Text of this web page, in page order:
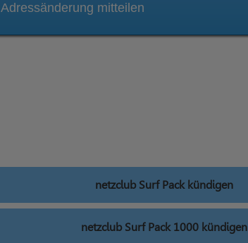
Adressänderung mitteilen
netzclub Surf Pack kündigen
netzclub Surf Pack 1000 kündigen